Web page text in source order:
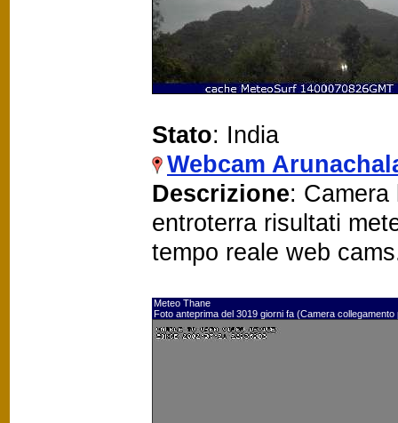
Stato: India
Webcam
Descrizione: Camera
entroterra risultati
tempo reale web
Meteo Thane
Foto anteprima del 3019 giorni fa (Camera collegamento